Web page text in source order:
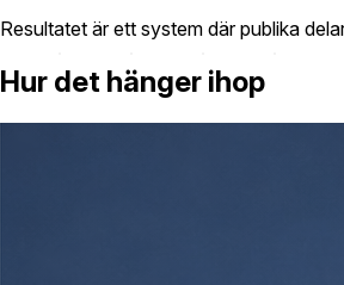
Resultatet är ett system där publika
Hur det hänger ihop